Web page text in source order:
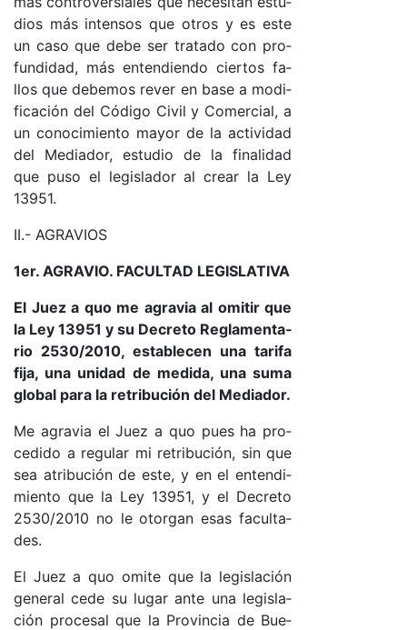
dios más in­ten­sos que otros y es es­te
un ca­so que de­be ser tra­ta­do con pro­
fun­di­da­d, más en­ten­dien­do cier­tos fa­
llos que de­be­mos re­ver en ba­se a mo­di­
fi­ca­ción del Có­di­go Ci­vil y Co­mer­cia­l, a
un co­no­ci­mien­to ma­yor de la ac­ti­vi­dad
del Me­dia­do­r, es­tu­dio de la fi­na­li­dad
que pu­so el le­gis­la­dor al crear la Ley
13951.
II.- AGRA­VIOS
1e­r. AGRA­VIO. FA­CUL­TAD LE­GIS­LA­TI­VA
El Juez a quo me agra­via al omi­tir que
la Ley 13951 y su De­cre­to Re­gla­men­ta­
rio 2530/2010, es­ta­ble­cen una ta­ri­fa
fi­ja, una uni­dad de me­di­da, una su­ma
glo­bal pa­ra la re­tri­bu­ción del Me­dia­do­r.
Me agra­via el Juez a quo pues ha pro­
ce­di­do a re­gu­lar mi re­tri­bu­ció­n, sin que
sea atri­bu­ción de es­te, y en el en­ten­di­
mien­to que la Ley 13951, y el De­cre­to
2530/2010 no le otor­gan esas fa­cul­ta­
des.
El Juez a quo omi­te que la le­gis­la­ción
ge­ne­ral ce­de su lu­gar an­te una le­gis­la­
ción pro­ce­sal que la Pro­vin­cia de Bue­